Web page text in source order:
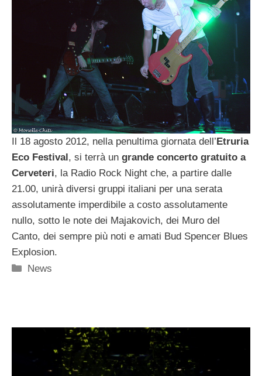
Il 18 agosto 2012, nella penultima giornata dell’Etruria
Eco Festival, si terrà un grande concerto gratuito a
Cerveteri, la Radio Rock Night che, a partire dalle
21.00, unirà diversi gruppi italiani per una serata
assolutamente imperdibile a costo assolutamente
nullo, sotto le note dei Majakovich, dei Muro del
Canto, dei sempre più noti e amati Bud Spencer Blues
Explosion.
Categorie
News